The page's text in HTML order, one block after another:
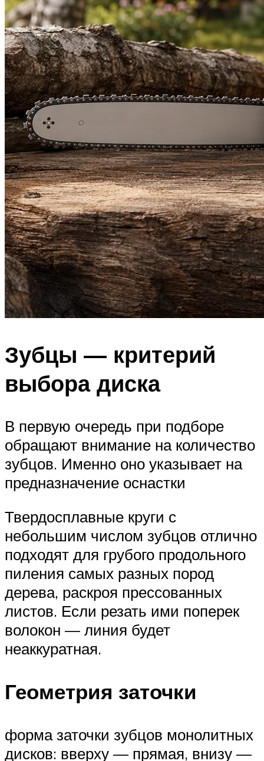
Зубцы — критерий
выбора диска
В первую очередь при подборе
обращают внимание на количество
зубцов. Именно оно указывает на
предназначение оснастки
Твердосплавные круги с
небольшим числом зубцов отлично
подходят для грубого продольного
пиления самых разных пород
дерева, раскроя прессованных
листов. Если резать ими поперек
волокон — линия будет
неаккуратная.
Геометрия заточки
форма заточки зубцов монолитных
дисков: вверху — прямая, внизу —